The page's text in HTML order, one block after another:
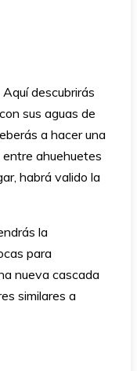
Aquí descubrirás
sus aguas de
a hacer una
ahuehuetes
habrá valido la
la
para
nueva cascada
similares a